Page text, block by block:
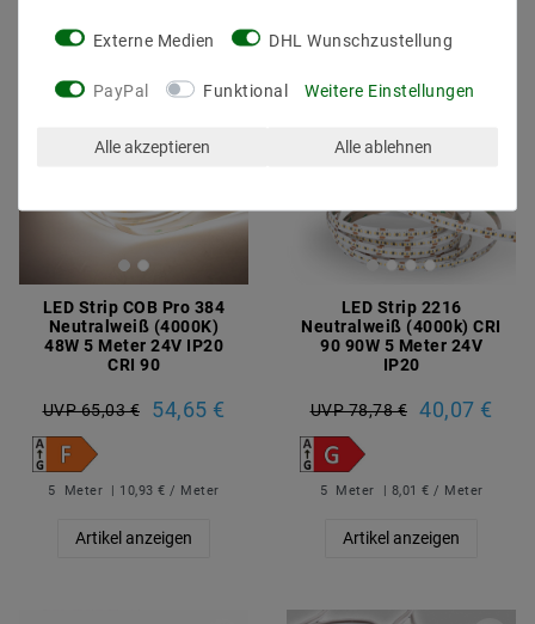
LED Strip COB Pro 384
Neutralweiß (4000K)
48W 5 Meter 24V IP20
CRI 90
UVP 65,03 € 54,65 €
5 Meter | 10,93 € / Meter
Artikel anzeigen
LED Strip 2216
Neutralweiß (4000k) CRI
90 90W 5 Meter 24V
IP20
UVP 78,78 € 40,07 €
5 Meter | 8,01 € / Meter
Artikel anzeigen
Externe Medien DHL Wunschzustellung
PayPal Funktional Weitere Einstellungen
Alle akzeptieren Alle ablehnen